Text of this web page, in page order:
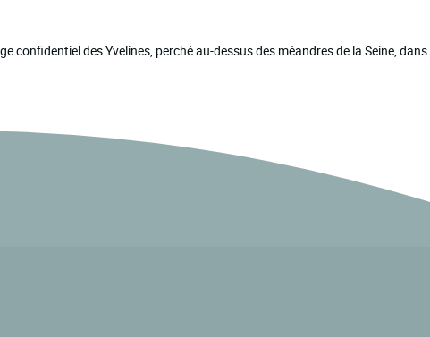
confidentiel des Yvelines, perché au-dessus des méandres de la Seine,